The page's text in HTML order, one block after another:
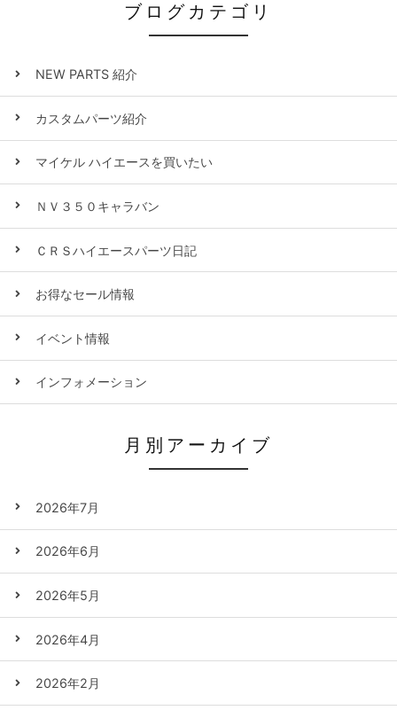
ブログカテゴリ
NEW PARTS 紹介
カスタムパーツ紹介
マイケル ハイエースを買いたい
ＮＶ３５０キャラバン
ＣＲＳハイエースパーツ日記
お得なセール情報
イベント情報
インフォメーション
月別アーカイブ
2026年7月
2026年6月
2026年5月
2026年4月
2026年2月